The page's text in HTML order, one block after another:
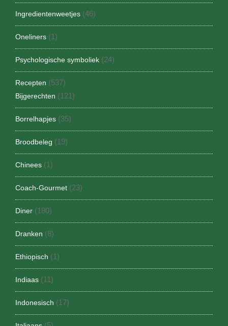
Ingredientenweetjes (46)
Oneliners (1)
Psychologische symboliek (24)
Recepten (537)
Bijgerechten (121)
Borrelhapjes (35)
Broodbeleg (19)
Chinees (1)
Coach-Gourmet (23)
Diner (180)
Dranken (8)
Ethiopisch (1)
Indiaas (11)
Indonesisch (17)